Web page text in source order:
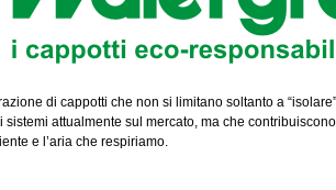
di cappotti che non si limitano soltanto a
sistemi attualmente sul mercato, ma che
e l’aria che respiriamo.